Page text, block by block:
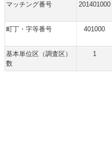
マッチング番号
201401000
町丁・字等番号 401000
基本単位区（調査区）
数
1